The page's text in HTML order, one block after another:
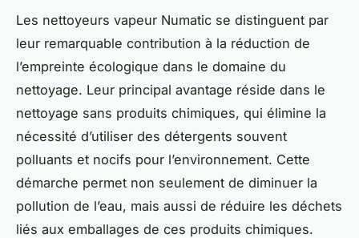
Les nettoyeurs vapeur Numatic se distinguent par
leur remarquable contribution à la réduction de
l’empreinte écologique dans le domaine du
nettoyage. Leur principal avantage réside dans le
nettoyage sans produits chimiques, qui élimine la
nécessité d’utiliser des détergents souvent
polluants et nocifs pour l’environnement. Cette
démarche permet non seulement de diminuer la
pollution de l’eau, mais aussi de réduire les déchets
liés aux emballages de ces produits chimiques.